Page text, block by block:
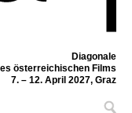
Diagonale
österreichischen Films
7. – 12. April 2027, Graz